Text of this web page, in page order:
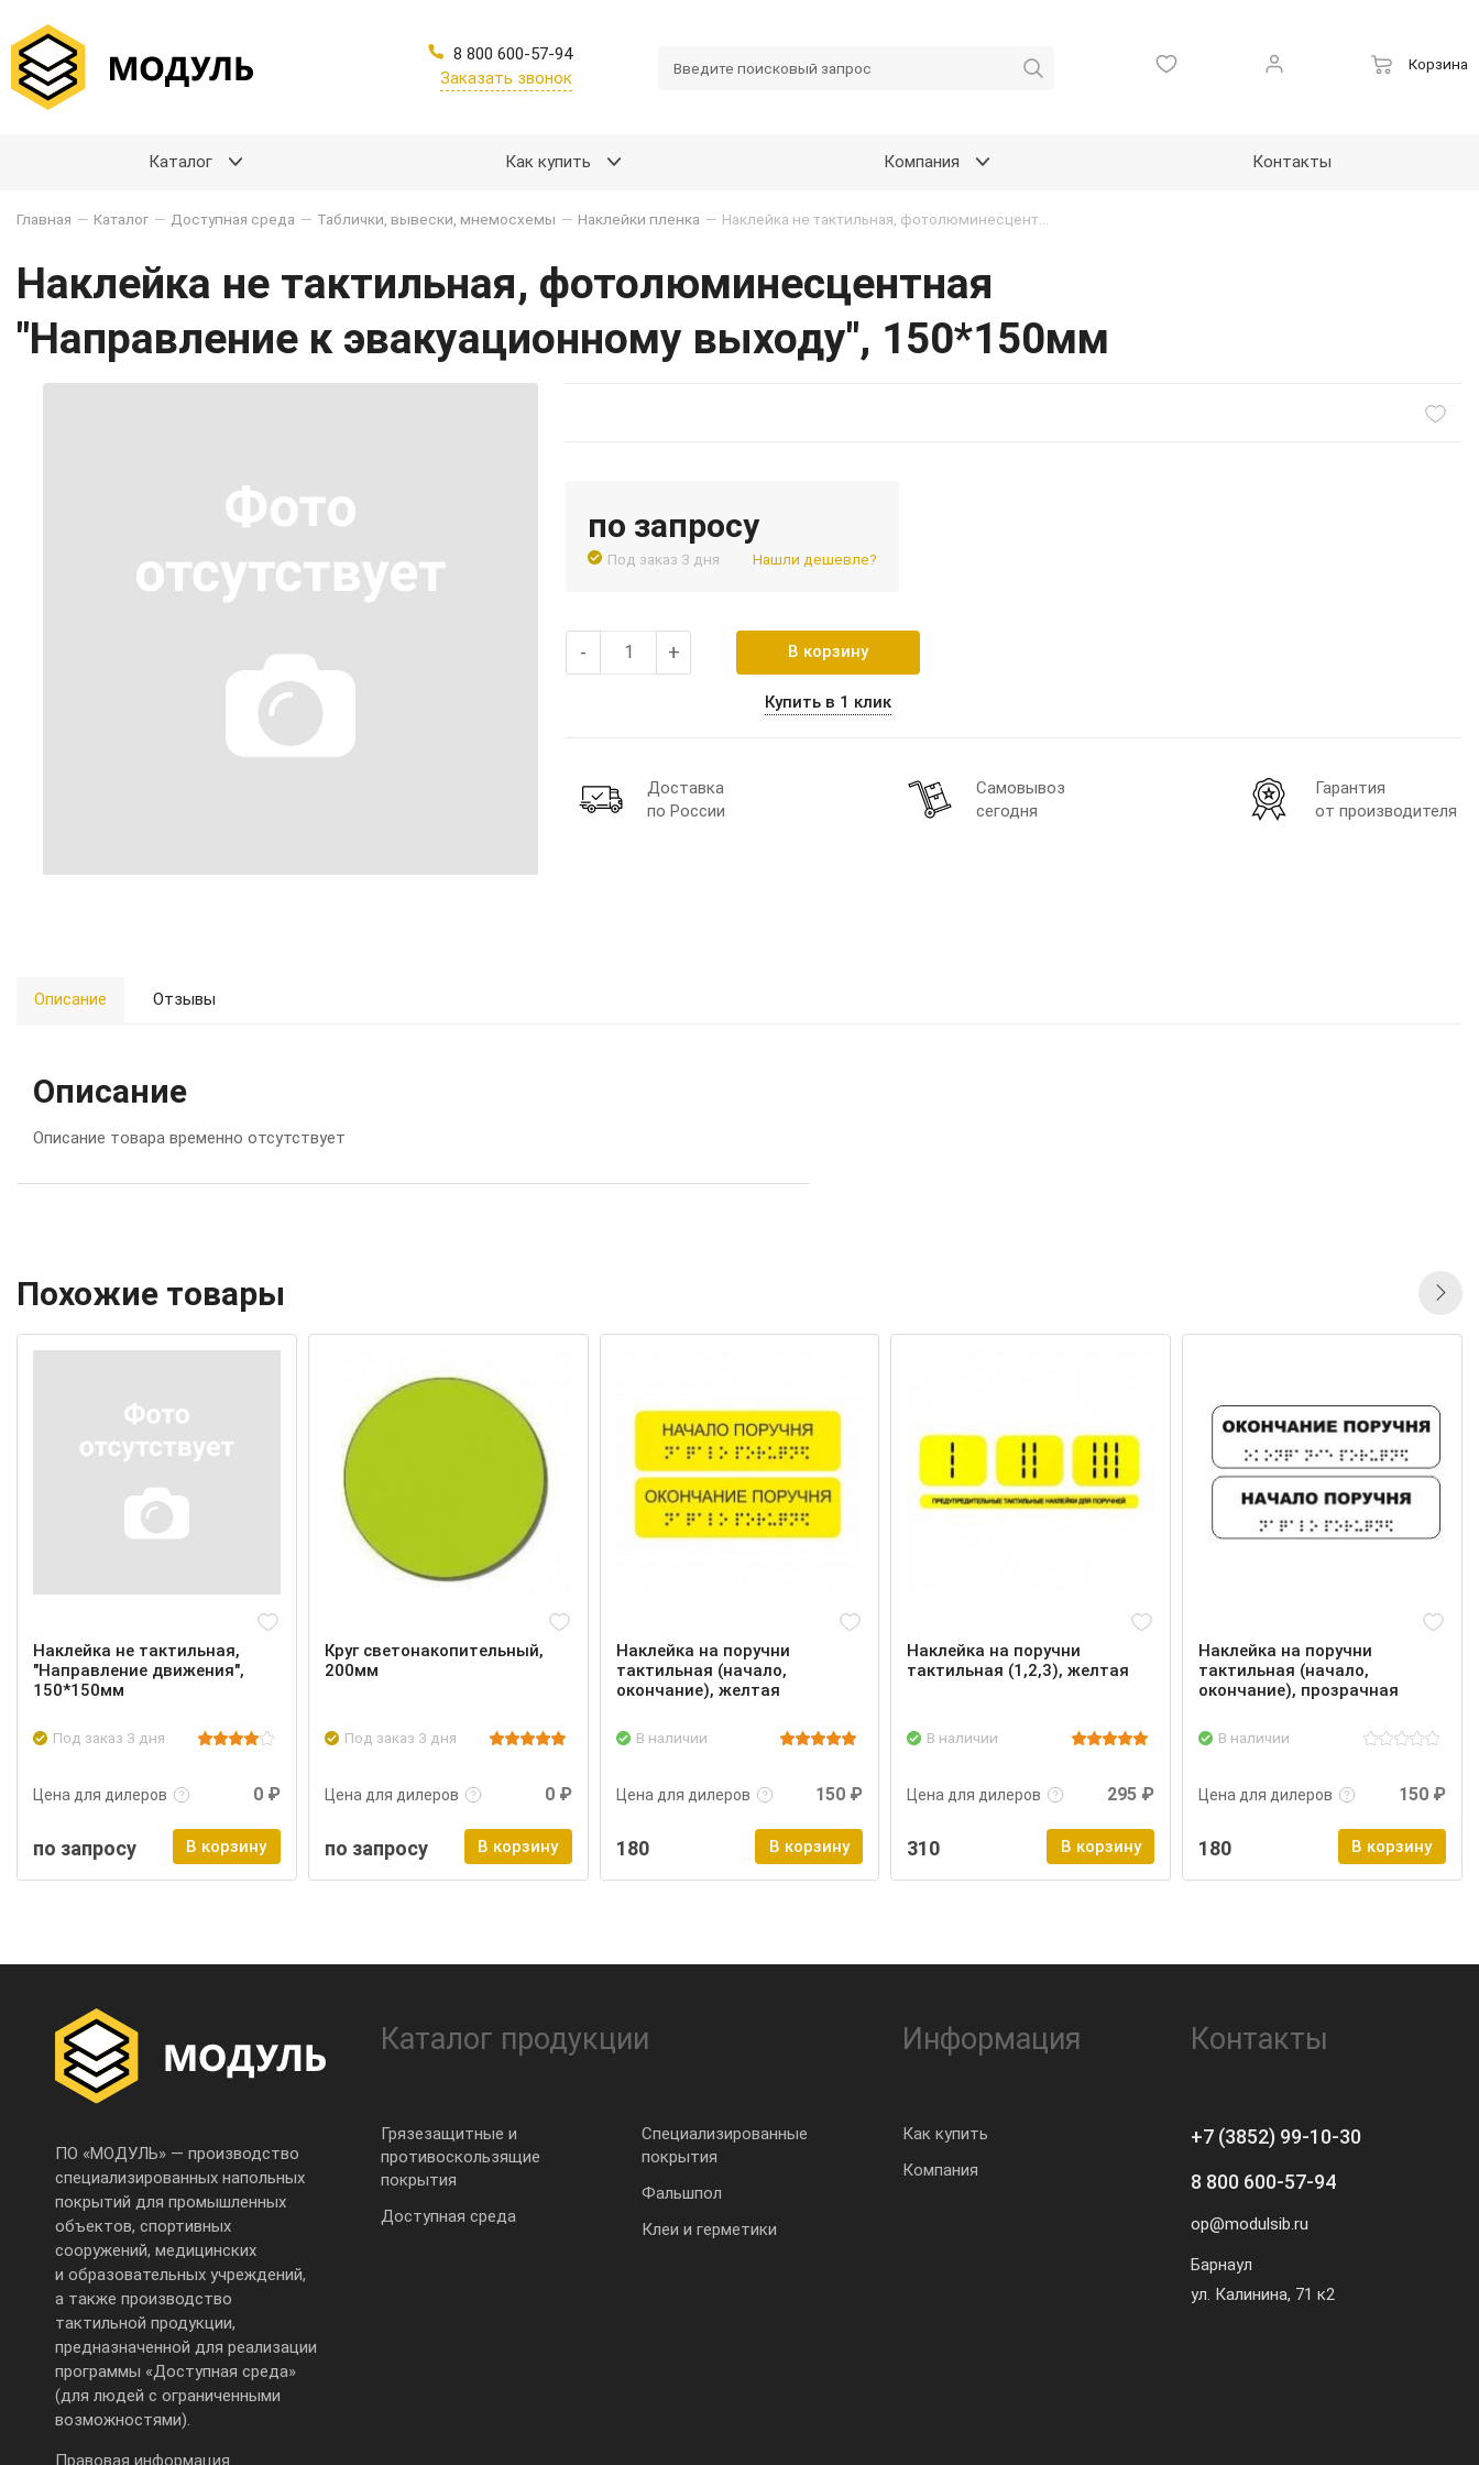
8 800 600-57-94
Заказать звонок
Корзина
Каталог Как купить Компания Контакты
Главная — Каталог — Доступная среда — Таблички, вывески, мнемосхемы — Наклейки пленка —
Наклейка не тактильная, фотолюминесцентная
"Направление к эвакуационному выходу", 150*150мм
по запросу
Под заказ 3 дня Нашли дешевле?
- + В корзину
Купить в 1 клик
Доставка
по России
Самовывоз
сегодня
Гарантия
от производителя
Описание Отзывы
Описание
Описание товара временно отсутствует
Похожие товары
Наклейка не тактильная,
"Направление движения",
150*150мм
Под заказ 3 дня
Цена для дилеров
Подробнее Войти
0 ₽
по запросу В корзину
Круг светонакопительный,
200мм
Под заказ 3 дня
Цена для дилеров
Подробнее Войти
0 ₽
по запросу В корзину
Наклейка на поручни
тактильная (начало,
окончание), желтая
В наличии
Цена для дилеров
Подробнее Войти
150 ₽
180 В корзину
Наклейка на поручни
тактильная (1,2,3), желтая
В наличии
Цена для дилеров
Подробнее Войти
295 ₽
310 В корзину
Наклейка на поручни
тактильная (начало,
окончание), прозрачная
В наличии
Цена для дилеров
Подробнее Войти
150 ₽
180 В корзину
ПО «МОДУЛЬ» — производство
специализированных напольных
покрытий для промышленных
объектов, спортивных
сооружений, медицинских
и образовательных учреждений,
а также производство
тактильной продукции,
предназначенной для реализации
программы «Доступная среда»
(для людей с ограниченными
возможностями).
Правовая информация
Каталог продукции
Грязезащитные и
противоскользящие
покрытия
Доступная среда
Специализированные
покрытия
Фальшпол
Клеи и герметики
Информация
Как купить
Компания
Контакты
+7 (3852) 99-10-30
8 800 600-57-94
op@modulsib.ru
Барнаул
ул. Калинина, 71 к2